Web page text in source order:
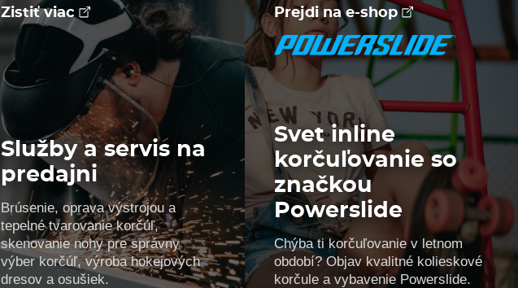
Zistiť viac
Služby a servis na
predajni
Brúsenie, oprava výstrojou a
tepelné tvarovanie korčúľ,
skenovanie nohy pre správny
výber korčúľ, výroba hokejových
dresov a osušiek.
Prejdi na e-shop
Svet inline
korčuľovanie so
značkou
Powerslide
Chýba ti korčuľovanie v letnom
období? Objav kvalitné kolieskové
korčule a vybavenie Powerslide.